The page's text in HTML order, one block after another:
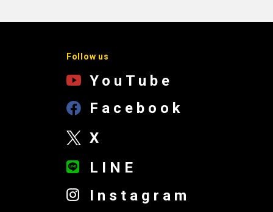
Follow us
YouTube
Facebook
X
LINE
Instagram